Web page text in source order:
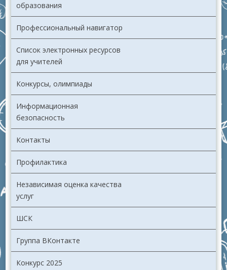
образования
Профессиональный навигатор
Список электронных ресурсов
для учителей
Конкурсы, олимпиады
Информационная
безопасность
Контакты
Профилактика
Независимая оценка качества
услуг
ШСК
Группа ВКонтакте
Конкурс 2025